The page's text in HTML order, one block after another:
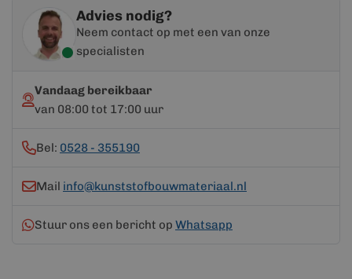
Advies nodig?
Neem contact op met een van onze
specialisten
Vandaag bereikbaar
van 08:00 tot 17:00 uur
Bel: 0528 - 355190
Mail info@kunststofbouwmateriaal.nl
Stuur ons een bericht op Whatsapp